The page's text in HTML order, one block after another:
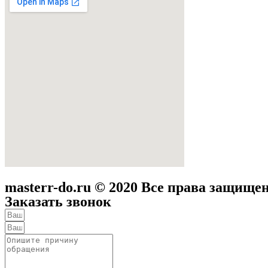
masterr-do.ru © 2020 Все права
Заказать звонок